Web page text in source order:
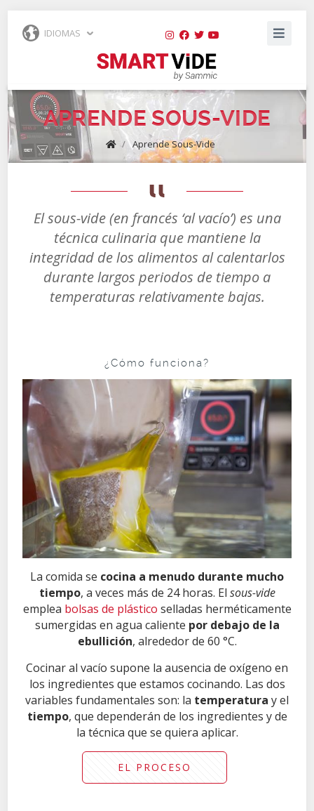
IDIOMAS
APRENDE SOUS-VIDE
/ Aprende Sous-Vide
El sous-vide (en francés ‘al vacío’) es una
técnica culinaria que mantiene la
integridad de los alimentos al calentarlos
durante largos periodos de tiempo a
temperaturas relativamente bajas.
¿Cómo funciona?
La comida se cocina a menudo durante mucho
tiempo, a veces más de 24 horas. El sous-vide
emplea bolsas de plástico selladas herméticamente
sumergidas en agua caliente por debajo de la
ebullición, alrededor de 60 °C.
Cocinar al vacío supone la ausencia de oxígeno en
los ingredientes que estamos cocinando. Las dos
variables fundamentales son: la temperatura y el
tiempo, que dependerán de los ingredientes y de
la técnica que se quiera aplicar.
EL PROCESO